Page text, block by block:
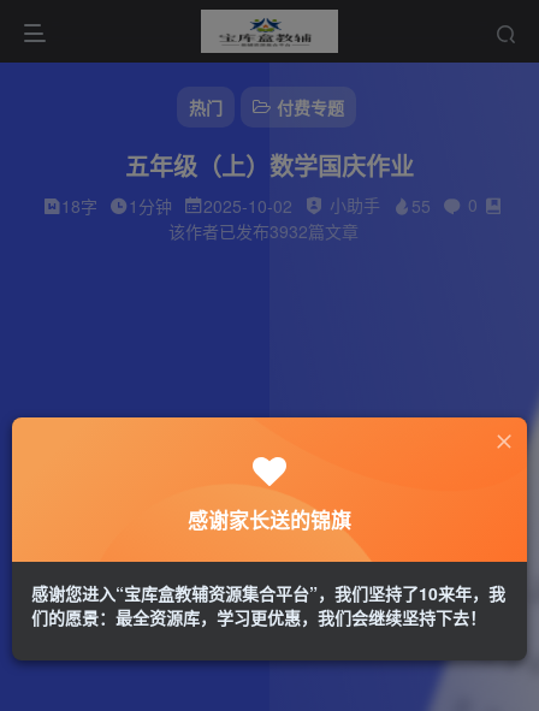
热门 付费专题
五年级（上）数学国庆作业
18字 1分钟 2025-10-02 小助手 55
0
该作者已发布3932篇文章
感谢家长送的锦旗
感谢您进入“宝库盒教辅资源集合平台”，我们坚持了10来年，我
们的愿景：最全资源库，学习更优惠，我们会继续坚持下去！